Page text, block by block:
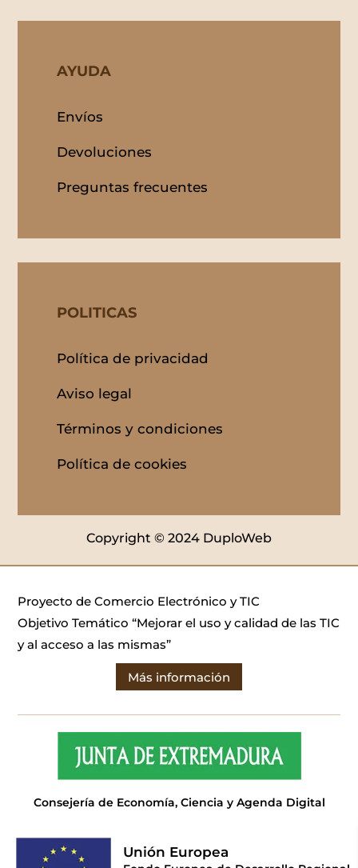
AYUDA
Envíos
Devoluciones
Preguntas frecuentes
POLITICAS
Política de privacidad
Aviso legal
Términos y condiciones
Política de cookies
Copyright © 2024 DuploWeb
Proyecto de Comercio Electrónico y TIC
Objetivo Temático “Mejorar el uso y calidad de las TIC
y al acceso a las mismas”
Más información
Consejería de Economía, Ciencia y Agenda Digital
Unión Europea